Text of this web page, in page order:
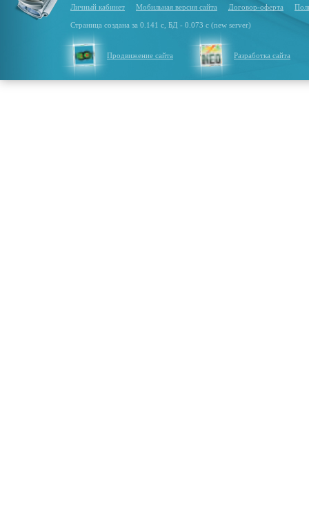
Личный кабинет Мобильная версия сайта Договор-оферта
Страница создана за 0.141 с, БД - 0.073 с (new server)
Продвижение сайта Разработка сайта